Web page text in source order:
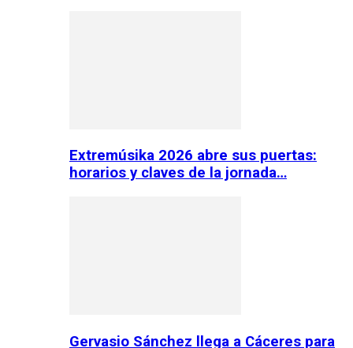
Extremúsika 2026 abre sus puertas:
horarios y claves de la jornada…
Gervasio Sánchez llega a Cáceres para